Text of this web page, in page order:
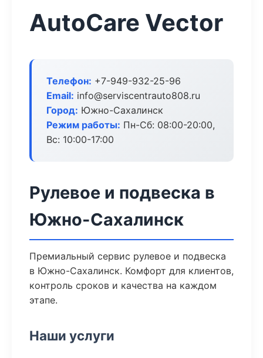
AutoCare Vector
Телефон: +7-949-932-25-96
Email: info@serviscentrauto808.ru
Город: Южно-Сахалинск
Режим работы: Пн-Сб: 08:00-20:00,
Вс: 10:00-17:00
Рулевое и подвеска в
Южно-Сахалинск
Премиальный сервис рулевое и подвеска
в Южно-Сахалинск. Комфорт для клиентов,
контроль сроков и качества на каждом
этапе.
Наши услуги